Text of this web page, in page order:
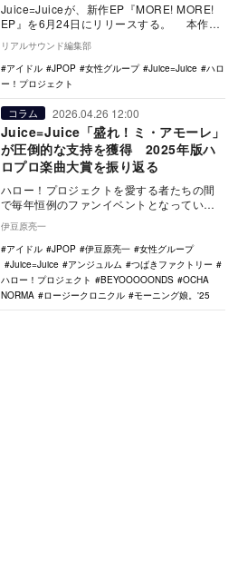
Juice=Juiceが、新作EP『MORE! MORE!
EP』を6月24日にリリースする。 本作に
は「盛れ！ミ・アモーレ…
リアルサウンド編集部
アイドル
JPOP 女性グループ Juice=Juice
ハロ
ー！プロジェクト
コラム 2026.04.26 12:00
Juice=Juice「盛れ！ミ・アモーレ」
が圧倒的な支持を獲得 2025年版ハ
ロプロ楽曲大賞を振り返る
ハロー！プロジェクトを愛する者たちの間
で毎年恒例のファンイベントとなっている
のが「ハロプロ楽曲大賞」。本稿では、
『第24回ハロプ…
伊豆原亮一
アイドル
JPOP 伊豆原亮一
女性グループ
Juice=Juice
アンジュルム
つばきファクトリー
ハロー！プロジェクト
BEYOOOOONDS
OCHA
NORMA
ロージークロニクル モーニング娘。'25